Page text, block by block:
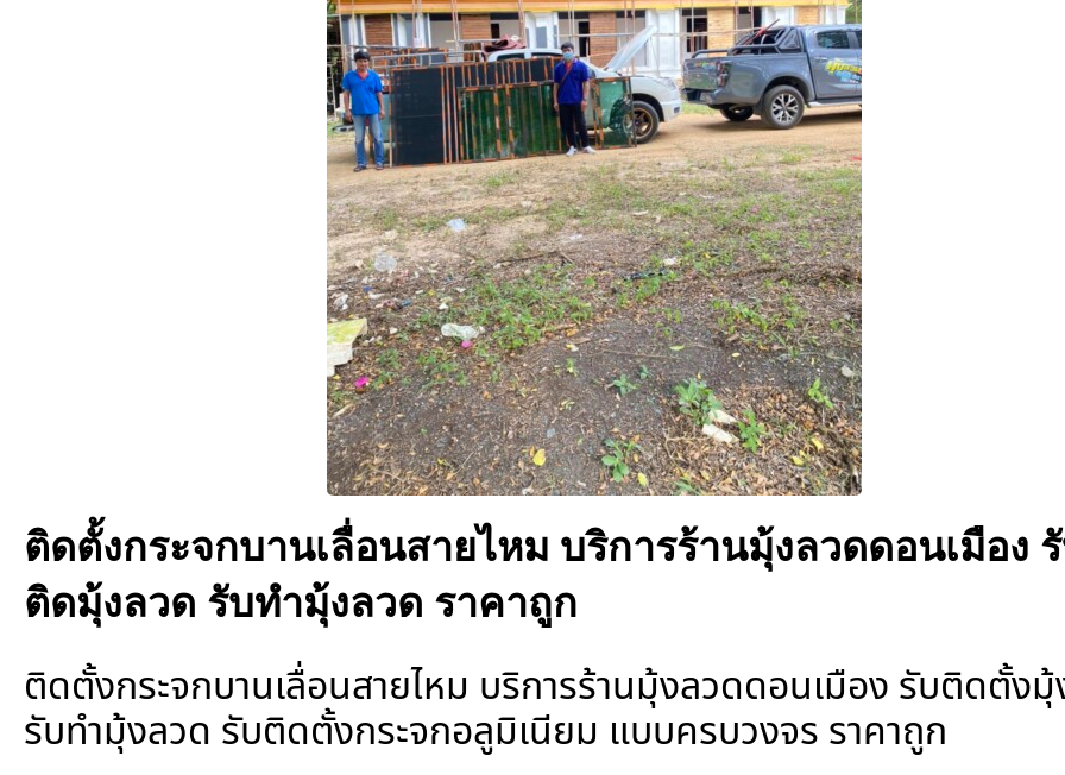
ติดตั้งกระจกบานเลื่อนสายไหม บริการร้านมุ้งลวดดอนเมือง
ติดมุ้งลวด รับทำมุ้งลวด ราคาถูก
ติดตั้งกระจกบานเลื่อนสายไหม บริการร้านมุ้งลวดดอนเมือง รับติดตั้ง
รับทำมุ้งลวด รับติดตั้งกระจกอลูมิเนียม แบบครบวงจร ราคาถูก